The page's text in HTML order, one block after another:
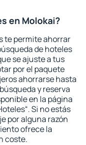
en Molokai?
te permite ahorrar
de hoteles
se ajuste a tus
por el paquete
ahorrarse hasta
y reserva
en la página
Si no estás
por alguna razón
ofrece la
coste.